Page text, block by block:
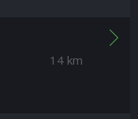
14 km